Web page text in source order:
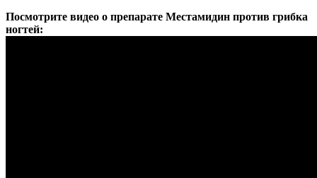
Посмотрите видео о препарате Местамидин против грибка
ногтей: